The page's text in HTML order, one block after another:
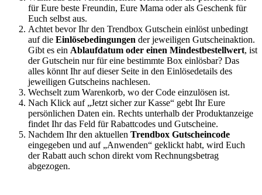
für Eure beste Freundin, Eure Mama oder als Geschenk für
Euch selbst aus.
Achtet bevor Ihr den Trendbox Gutschein einlöst unbedingt
auf die Einlösebedingungen der jeweiligen Gutscheinaktion.
Gibt es ein Ablaufdatum oder einen Mindestbestellwert, ist
der Gutschein nur für eine bestimmte Box einlösbar? Das
alles könnt Ihr auf dieser Seite in den Einlösedetails des
jeweiligen Gutscheins nachlesen.
Wechselt zum Warenkorb, wo der Code einzulösen ist.
Nach Klick auf „Jetzt sicher zur Kasse“ gebt Ihr Eure
persönlichen Daten ein. Rechts unterhalb der Produktanzeige
findet Ihr das Feld für Rabattcodes und Gutscheine.
Nachdem Ihr den aktuellen Trendbox Gutscheincode
eingegeben und auf „Anwenden“ geklickt habt, wird Euch
der Rabatt auch schon direkt vom Rechnungsbetrag
abgezogen.